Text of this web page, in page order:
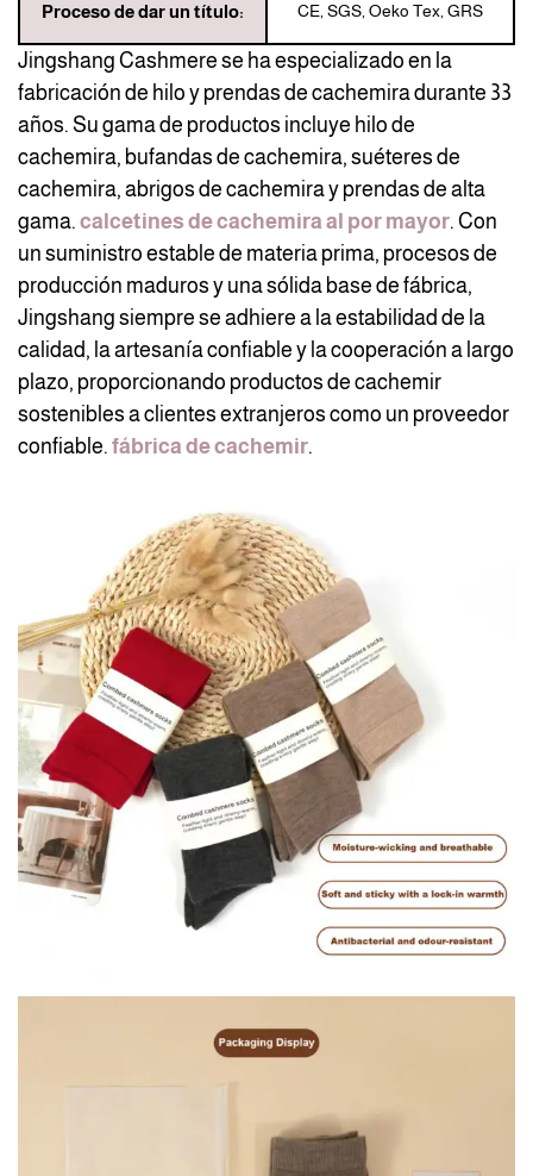
Proceso de dar un título: CE, SGS, Oeko Tex, GRS
Jingshang Cashmere se ha especializado en la
fabricación de hilo y prendas de cachemira durante 33
años. Su gama de productos incluye hilo de
cachemira, bufandas de cachemira, suéteres de
cachemira, abrigos de cachemira y prendas de alta
gama. calcetines de cachemira al por mayor. Con
un suministro estable de materia prima, procesos de
producción maduros y una sólida base de fábrica,
Jingshang siempre se adhiere a la estabilidad de la
calidad, la artesanía confiable y la cooperación a largo
plazo, proporcionando productos de cachemir
sostenibles a clientes extranjeros como un proveedor
confiable. fábrica de cachemir.